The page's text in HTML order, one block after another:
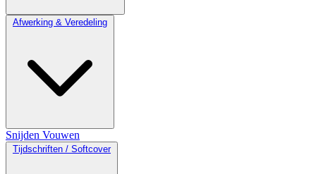
Afwerking & Veredeling
Snijden Vouwen
Tijdschriften / Softcover